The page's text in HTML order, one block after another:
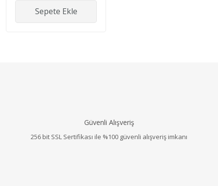
Sepete Ekle
Güvenli Alışveriş
256 bit SSL Sertifikası ile %100 güvenli alışveriş imkanı